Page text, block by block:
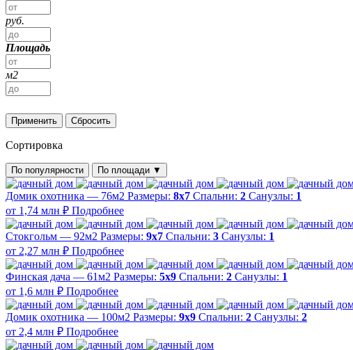
руб.
Площадь
м2
Применить Сбросить
Сортировка
По популярности По площади ▼
Домик охотника — 76м2 Размеры: 8х7 Спальни: 2 Санузлы: 1
от 1,74 млн ₽ Подробнее
Стокгольм — 92м2 Размеры: 9х7 Спальни: 3 Санузлы: 1
от 2,27 млн ₽ Подробнее
Финская дача — 61м2 Размеры: 5х9 Спальни: 2 Санузлы: 1
от 1,6 млн ₽ Подробнее
Домик охотника — 100м2 Размеры: 9х9 Спальни: 2 Санузлы: 2
от 2,4 млн ₽ Подробнее